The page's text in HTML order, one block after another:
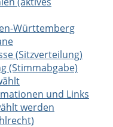
Württemberg
(Sitzverteilung)
(Stimmabgabe)
und Links
werden